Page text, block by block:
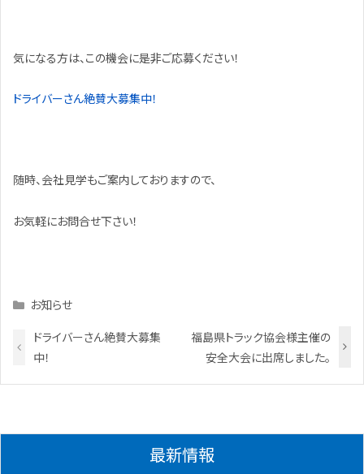
気になる方は、この機会に是非ご応募ください！
ドライバーさん絶賛大募集中！
随時、会社見学もご案内しておりますので、
お気軽にお問合せ下さい！
Categories
お知らせ
ドライバーさん絶賛大募集
中！
福島県トラック協会様主催の
安全大会に出席しました。
最新情報